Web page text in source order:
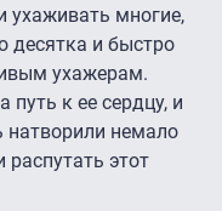
ухаживать многие,
десятка и быстро
ухажерам.
к ее сердцу, и
натворили немало
этот